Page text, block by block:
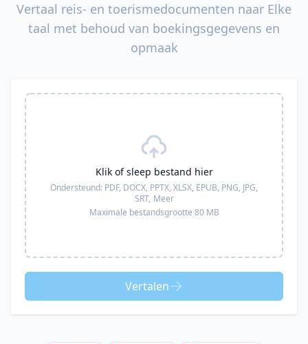
Vertaal reis- en toerismedocumenten naar Elke
taal met behoud van boekingsgegevens en
opmaak
Klik of sleep bestand hier
Ondersteund: PDF, DOCX, PPTX, XLSX, EPUB, PNG, JPG,
SRT, Meer
Maximale bestandsgrootte 80 MB
Vertalen